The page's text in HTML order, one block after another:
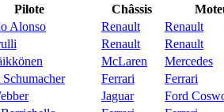
Pilote Châssis
Alonso Renault
Renault
Renault
Renault
McLaren
Mercedes
Ferrari
Ferrari
Jaguar
Ford